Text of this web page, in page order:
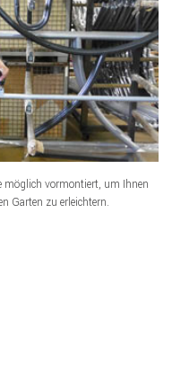
möglich vormontiert, um Ihnen
Garten zu erleichtern.